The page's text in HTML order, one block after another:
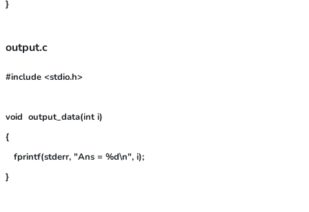
output.c
#include <stdio.h>
void  output_data(int i)
{
fprintf(stderr, "Ans = %d\n", i);